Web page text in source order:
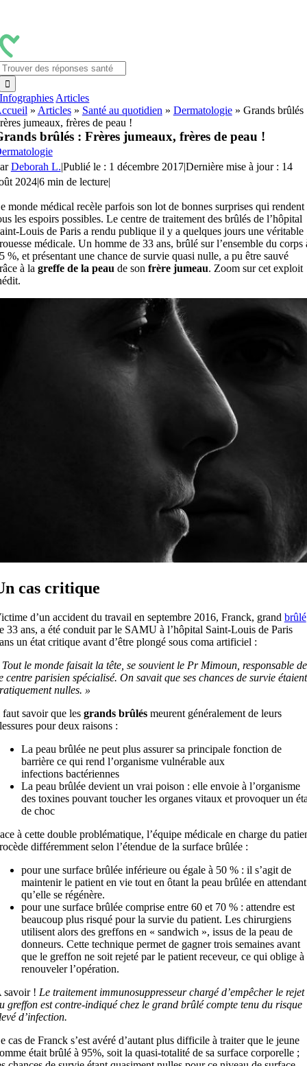
contenu
Infographies Articles
» Articles» Santé au quotidien » Dermatologie» Grands brûlés
jumeaux, frères de peau !
brûlés : Frères jumeaux, frères de peau !
Deborah L.|Publié le : 1 décembre 2017|Dernière mise à jour : 14
2024|6 min de lecture|
monde médical recèle parfois son lot de bonnes surprises qui rendent
les espoirs possibles. Le centre de traitement des brûlés de l’hôpital
Louis de Paris a rendu publique il y a quelques jours une véritable
médicale. Un homme de 33 ans, brûlé sur l’ensemble du corps
%, et présentant une chance de survie quasi nulle, a pu être sauvé
à la greffe de la peau de son frère jumeau. Zoom sur cet exploit
cas critique
d’un accident du travail en septembre 2016, Franck, grand brûlé
33 ans, a été conduit par le SAMU à l’hôpital Saint-Louis de Paris
un état critique avant d’être plongé sous coma artificiel :
le monde faisait la tête, se souvient le Pr Mimoun, responsable de
centre parisien spécialisé. On savait que ses chances de survie étaient
nulles. »
savoir que les grands brûlésmeurent généralement de leurs
pour deux raisons :
La peau brûlée ne peut plus assurer sa principale fonction de
barrière ce qui rend l’organisme vulnérable aux
infections bactériennes
La peau brûlée devient un vrai poison : elle envoie à l’organisme
des toxines pouvant toucher les organes vitaux et provoquer un
de choc
à cette double problématique, l’équipe médicale en charge du
différemment selon l’étendue de la surface brûlée :
pour une surface brûlée inférieure ou égale à 50 % : il s’agit de
maintenir le patient en vie tout en ôtant la peau brûlée en attendant
qu’elle se régénère.
pour une surface brûlée comprise entre 60 et 70 % : attendre est
beaucoup plus risqué pour la survie du patient. Les chirurgiens
utilisent alors des greffons en « sandwich », issus de la peau de
donneurs. Cette technique permet de gagner trois semaines avant
que le greffon ne soit rejeté par le patient receveur, ce qui oblige à
renouveler l’opération.
savoir ! Le traitement immunosuppresseur chargé d’empêcher le rejet
greffon est contre-indiqué chez le grand brûlé compte tenu du risque
d’infection.
cas de Franck s’est avéré d’autant plus difficile à traiter que le jeune
était brûlé à 95%, soit la quasi-totalité de sa surface corporelle ;